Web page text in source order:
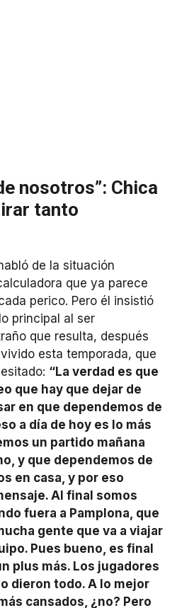
nosotros”: Chica
tanto
de la situación
que ya parece
perico. Pero él insistió
principal al ser
que resulta, después
esta temporada, que
“La verdad es que
que hay que dejar de
en que dependemos de
a día de hoy es lo más
un partido mañana
y que dependemos de
en casa, y por eso
Al final somos
fuera a Pamplona, que
gente que va a viajar
Pues bueno, es final
plus más. Los jugadores
dieron todo. A lo mejor
cansados, ¿no? Pero